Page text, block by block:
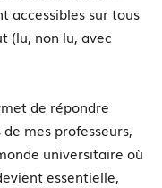
accessibles sur tous
(lu, non lu, avec
de répondre
mes professeurs,
universitaire où
essentielle,